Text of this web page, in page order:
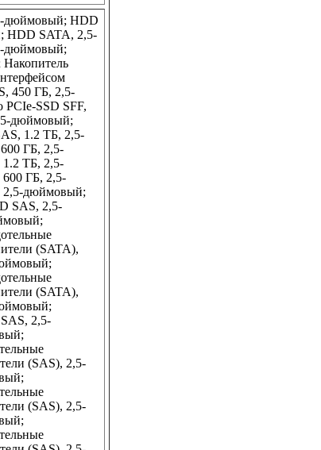
дюймовый; HDD
HDD SATA, 2,5-
дюймовый;
450 ГБ, 2,5-
SSD SFF,
дюймовый;
1.2 ТБ, 2,5-
ГБ, 2,5-
ТБ, 2,5-
ГБ, 2,5-
2,5-дюймовый;
SAS, 2,5-
(SATA),
(SATA),
2,5-
(SAS), 2,5-
(SAS), 2,5-